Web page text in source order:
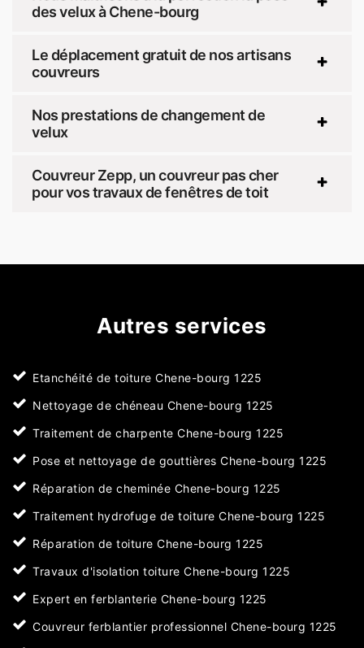
des velux à Chene-bourg
Le déplacement gratuit de nos artisans
couvreurs
Nos prestations de changement de
velux
Couvreur Zepp, un couvreur pas cher
pour vos travaux de fenêtres de toit
Autres services
Etanchéité de toiture Chene-bourg 1225
Nettoyage de chéneau Chene-bourg 1225
Traitement de charpente Chene-bourg 1225
Pose et nettoyage de gouttières Chene-bourg 1225
Réparation de cheminée Chene-bourg 1225
Traitement hydrofuge de toiture Chene-bourg 1225
Réparation de toiture Chene-bourg 1225
Travaux d'isolation toiture Chene-bourg 1225
Expert en ferblanterie Chene-bourg 1225
Couvreur ferblantier professionnel Chene-bourg 1225